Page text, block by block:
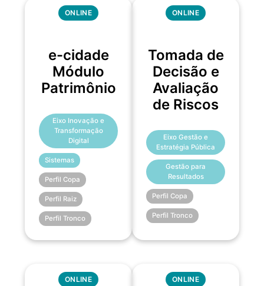
ONLINE
e-cidade
Módulo
Patrimônio
Eixo Inovação e
Transformação
Digital
Sistemas
Perfil Copa
Perfil Raiz
Perfil Tronco
ONLINE
Tomada de
Decisão e
Avaliação
de Riscos
Eixo Gestão e
Estratégia Pública
Gestão para
Resultados
Perfil Copa
Perfil Tronco
ONLINE ONLINE